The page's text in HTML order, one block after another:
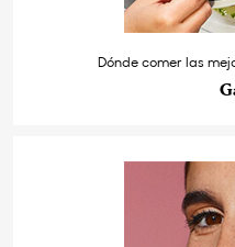
Dónde comer las